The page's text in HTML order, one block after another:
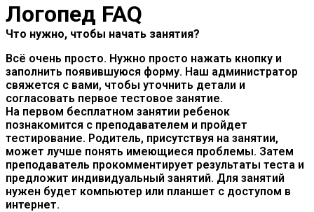
Логопед FAQ
Что нужно, чтобы начать занятия?
Всё очень просто. Нужно просто нажать кнопку и
заполнить появившуюся форму. Наш администратор
свяжется с вами, чтобы уточнить детали и
согласовать первое тестовое занятие.
На первом бесплатном занятии ребенок
познакомится с преподавателем и пройдет
тестирование. Родитель, присутствуя на занятии,
может лучше понять имеющиеся проблемы. Затем
преподаватель прокомментирует результаты теста и
предложит индивидуальный занятий. Для занятий
нужен будет компьютер или планшет с доступом в
интернет.